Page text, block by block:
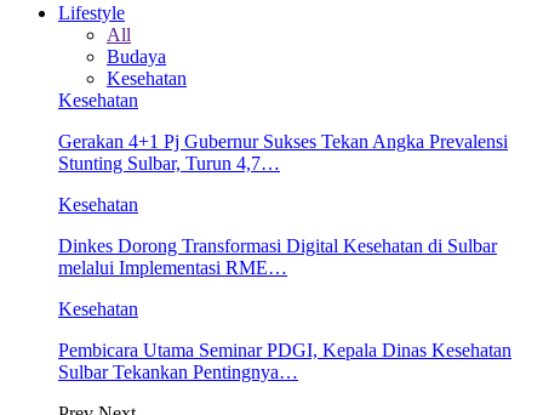
Lifestyle
All
Budaya
Kesehatan
Kesehatan
Gerakan 4+1 Pj Gubernur Sukses Tekan Angka Prevalensi
Stunting Sulbar, Turun 4,7…
Kesehatan
Dinkes Dorong Transformasi Digital Kesehatan di Sulbar
melalui Implementasi RME…
Kesehatan
Pembicara Utama Seminar PDGI, Kepala Dinas Kesehatan
Sulbar Tekankan Pentingnya…